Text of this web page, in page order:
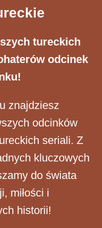
tureckich
odcinek
znajdziesz
odcinków
seriali. Z
kluczowych
do świata
miłości i
historii!